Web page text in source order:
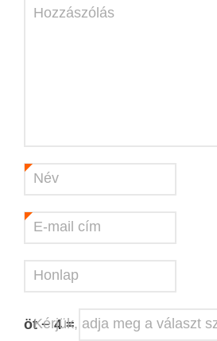
Hozzászólás
Név
E-mail cím
Honlap
Kérjük, adja meg a választ
öt − 4 =